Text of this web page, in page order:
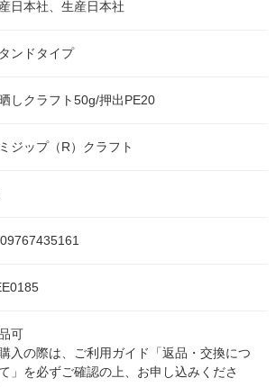
日本社、生産日本社
ンドタイプ
しクラフト50g/押出PE20
ジップ（R）クラフト
可
入の際は、ご利用ガイド「返品・交換につ
」を必ずご確認の上、お申し込みくださ